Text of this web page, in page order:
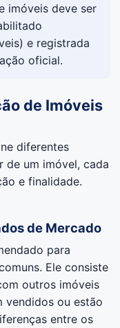
imóveis deve ser
e registrada
oficial.
de Imóveis
diferentes
de um imóvel, cada
e finalidade.
de Mercado
para
Ele consiste
outros imóveis
vendidos ou estão
entre os